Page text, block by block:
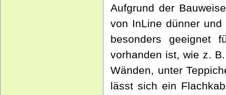
Aufgrund der
von InLine dünner
besonders geeignet
vorhanden ist, wie z.
Wänden, unter
lässt sich ein